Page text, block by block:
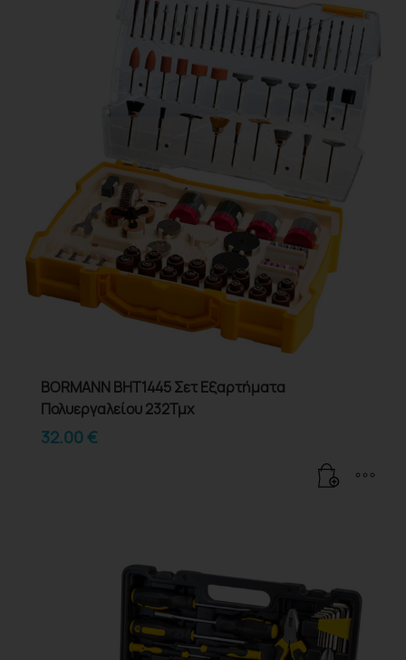
BORMANN BHT1445 Σετ Εξαρτήματα
Πολυεργαλείου 232Τμχ
32.00€